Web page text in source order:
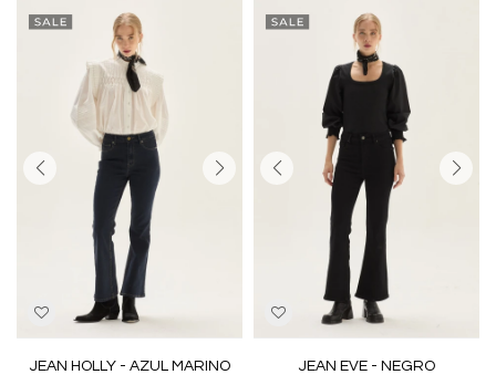
JEAN HOLLY - AZUL MARINO JEAN EVE - NEGRO